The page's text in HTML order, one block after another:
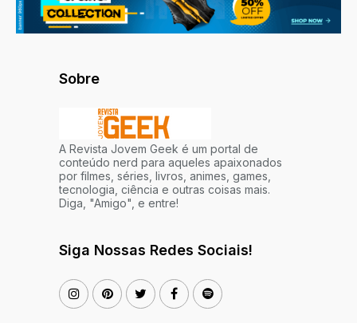
Sobre
A Revista Jovem Geek é um portal de
conteúdo nerd para aqueles apaixonados
por filmes, séries, livros, animes, games,
tecnologia, ciência e outras coisas mais.
Diga, "Amigo", e entre!
Siga Nossas Redes Sociais!